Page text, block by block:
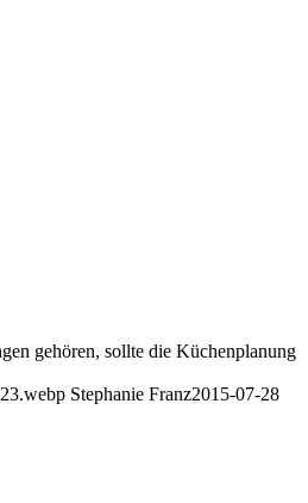
gehören, sollte die Küchenplanung
Stephanie Franz2015-07-28